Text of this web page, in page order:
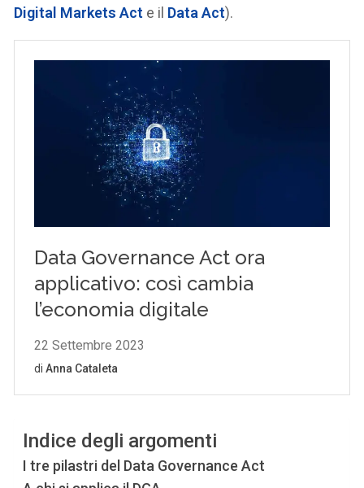
Digital Markets Act e il Data Act).
Indice degli argomenti
I tre pilastri del Data Governance Act